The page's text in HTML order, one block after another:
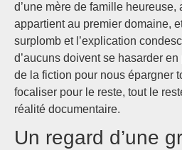
d’une mère de famille heureuse,
appartient au premier domaine,
surplomb et l’explication
d’aucuns doivent se hasarder
de la fiction pour nous épargner
focaliser pour le reste, tout le
réalité documentaire.
Un regard d’une